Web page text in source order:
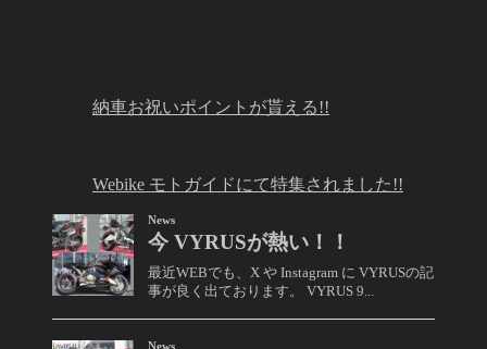
納車お祝いポイントが貰える!!
Webike モトガイドにて特集されました!!